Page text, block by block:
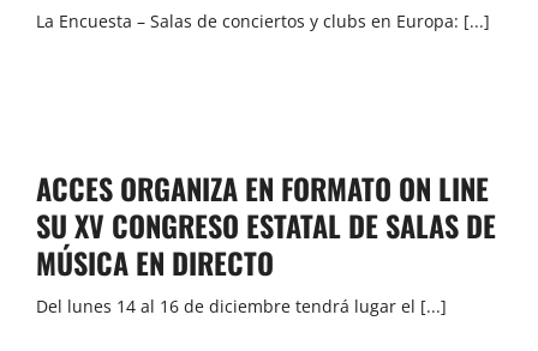
La Encuesta – Salas de conciertos y clubs en Europa: [...]
ACCES ORGANIZA EN FORMATO ON LINE
SU XV CONGRESO ESTATAL DE SALAS DE
MÚSICA EN DIRECTO
Del lunes 14 al 16 de diciembre tendrá lugar el [...]